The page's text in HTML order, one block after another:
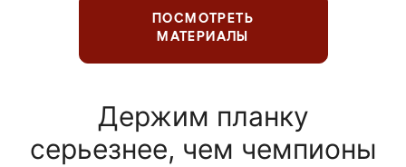
ПОСМОТРЕТЬ
МАТЕРИАЛЫ
Держим планку
серьезнее, чем чемпионы